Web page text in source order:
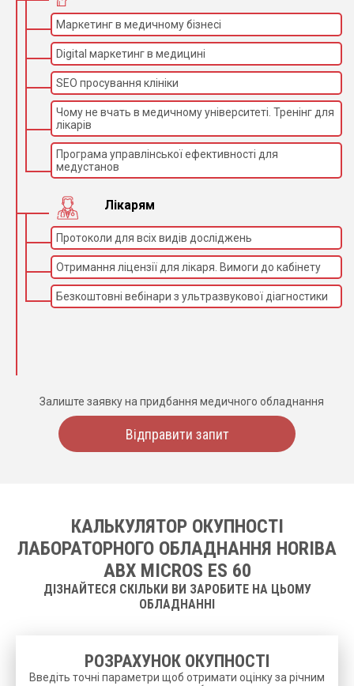
Маркетинг в медичному бізнесі
Digital маркетинг в медицині
SEO просування клініки
Чому не вчать в медичному університеті. Тренінг для
лікарів
Програма управлінської ефективності для
медустанов
Лікарям
Протоколи для всіх видів досліджень
Отримання ліцензії для лікаря. Вимоги до кабінету
Безкоштовні вебінари з ультразвукової діагностики
Залиште заявку на придбання медичного обладнання
Відправити запит
КАЛЬКУЛЯТОР ОКУПНОСТІ
ЛАБОРАТОРНОГО ОБЛАДНАННЯ HORIBA
ABX MICROS ES 60
ДІЗНАЙТЕСЯ СКІЛЬКИ ВИ ЗАРОБИТЕ НА ЦЬОМУ
ОБЛАДНАННІ
РОЗРАХУНОК ОКУПНОСТІ
Введіть точні параметри щоб отримати оцінку за річним